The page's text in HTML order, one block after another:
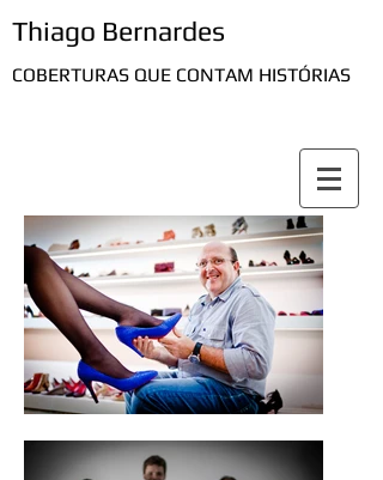
Thiago Bernardes
COBERTURAS QUE CONTAM HISTÓRIAS